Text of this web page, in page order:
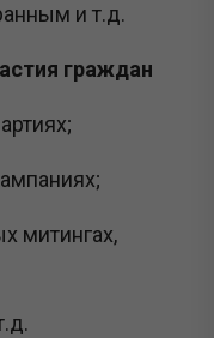
и т.д.
граждан
митингах,